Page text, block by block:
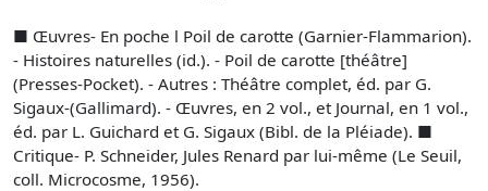
■ Œuvres- En poche l Poil de carotte (Garnier-Flammarion).
- Histoires naturelles (id.). - Poil de carotte [théâtre]
(Presses-Pocket). - Autres : Théâtre complet, éd. par G.
Sigaux-(Gallimard). - Œuvres, en 2 vol., et Journal, en 1 vol.,
éd. par L. Guichard et G. Sigaux (Bibl. de la Pléiade). ■
Critique- P. Schneider, Jules Renard par lui-même (Le Seuil,
coll. Microcosme, 1956).